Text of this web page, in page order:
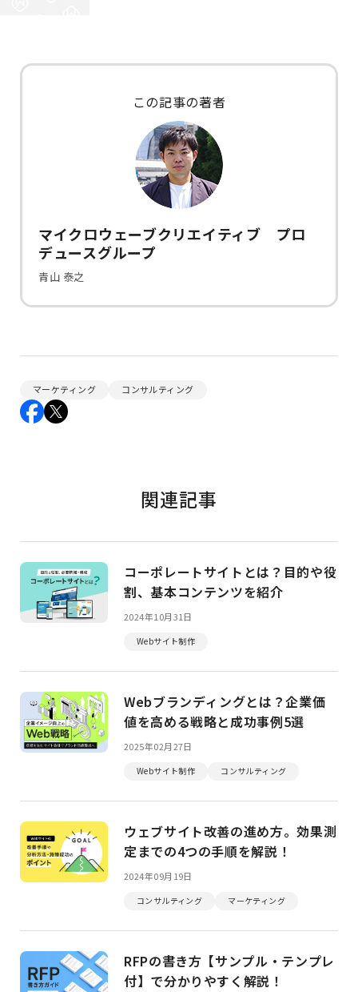
この記事の著者
マイクロウェーブクリエイティブ プロ
デュースグループ
青山 泰之
マーケティング コンサルティング
関連記事
コーポレートサイトとは？目的や役
割、基本コンテンツを紹介
2024年10月31日
Webサイト制作
Webブランディングとは？企業価
値を高める戦略と成功事例5選
2025年02月27日
Webサイト制作 コンサルティング
ウェブサイト改善の進め方。効果測
定までの4つの手順を解説！
2024年09月19日
コンサルティング マーケティング
RFPの書き方【サンプル・テンプレ
付】で分かりやすく解説！